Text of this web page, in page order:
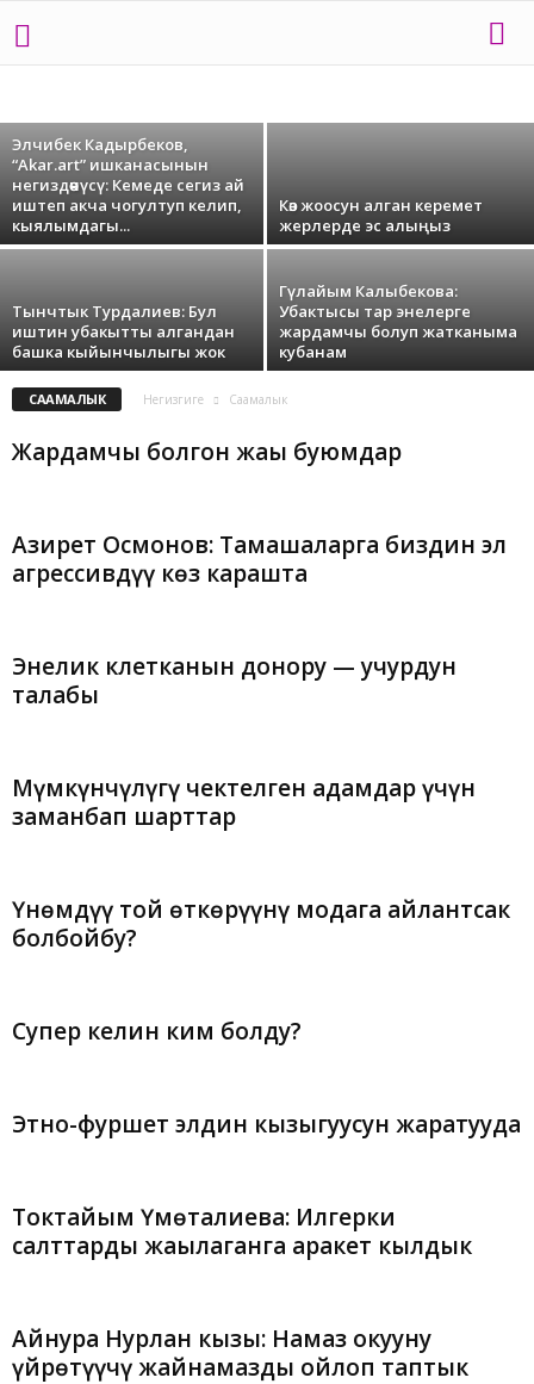
ДЕН СООЛУК
ЖИГИТ СЫРЫ ИЙГИЛИК СЫРЫ ИНТЕРВЬЮ
КЕСИП
КОШ ЖҮРӨК
КОШ КЕЛИПСИЗ!
МЕН ЖАШООНУ СҮЙӨМ
ПАЙДАЛУУ КЕҢЕШ
ПСИХОЛОГИЯ
САХНА ӨКҮЛҮ
СПОРТ СУРАГЫМ КЕЛЕТ
СЫРДУУ ДҮЙНӨ
ТАГДЫР ТАМЧЫ ТАГДЫР
ҮЙ-БҮЛӨ
ШОУБИЗНЕС
директору Нурхан Жумабаева: Кант
диабети менен ооруган балдардын
Элчибек Кадырбеков,
“Akar.art” ишканасынын
негиздөөчүсү: Кемеде сегиз ай
иштеп акча чогултуп келип,
кыялымдагы...
Көз жоосун алган керемет
жерлерде эс алыңыз
Тынчтык Турдалиев: Бул
иштин убакытты алгандан
башка кыйынчылыгы жок
Гүлайым Калыбекова:
Убактысы тар энелерге
жардамчы болуп жатканыма
кубанам
СААМАЛЫК Негизгиге Саамалык
Жардамчы болгон жаңы буюмдар
Азирет Осмонов: Тамашаларга биздин эл
агрессивдүү көз карашта
Энелик клетканын донору — учурдун
талабы
Мүмкүнчүлүгү чектелген адамдар үчүн
заманбап шарттар
Үнөмдүү той өткөрүүнү модага айлантсак
болбойбу?
Супер келин ким болду?
Этно-фуршет элдин кызыгуусун жаратууда
Токтайым Үмөталиева: Илгерки
салттарды жаңылаганга аракет кылдык
Айнура Нурлан кызы: Намаз окууну
үйрѳтүүчү жайнамазды ойлоп таптык